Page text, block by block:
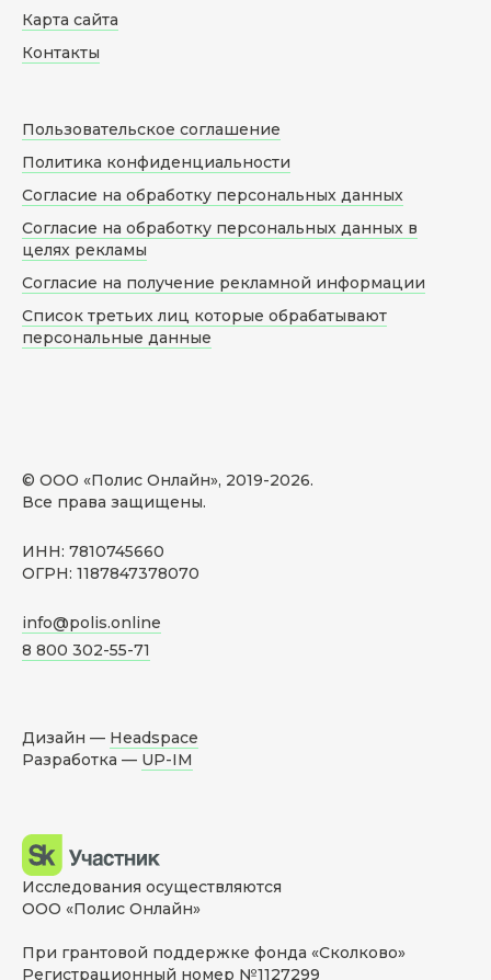
© ООО «Полис Онлайн», 2019-2026.
Все права защищены.
ИНН: 7810745660
ОГРН: 1187847378070
info@polis.online
8 800 302-55-71
Карта сайта
Контакты
Пользовательское соглашение
Политика конфиденциальности
Согласие на обработку персональных данных
Согласие на обработку персональных данных в
целях рекламы
Согласие на получение рекламной информации
Список третьих лиц которые обрабатывают
персональные данные
Дизайн — Headspace
Разработка — UP-IM
Исследования осуществляются
ООО «Полис Онлайн»
При грантовой поддержке фонда «Сколково»
Регистрационный номер №1127299